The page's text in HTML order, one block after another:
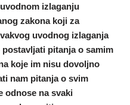
izlaganju
zakona koji za
uvodnog izlaganja
pitanja o samim
koje im nisu dovoljno
nam pitanja o svim
odnose na svaki